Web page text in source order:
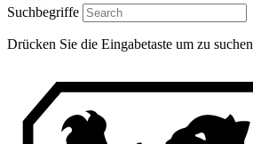
Suchbegriffe
Drücken Sie die Eingabetaste um zu suchen